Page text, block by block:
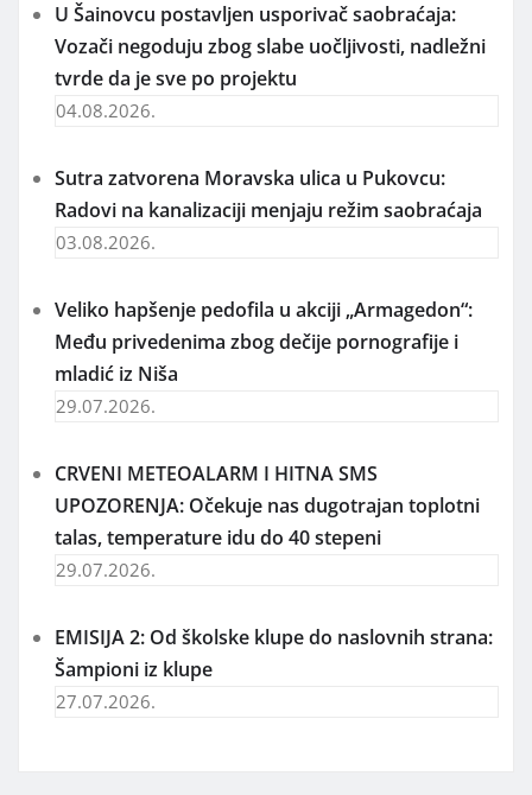
U Šainovcu postavljen usporivač saobraćaja:
Vozači negoduju zbog slabe uočljivosti, nadležni
tvrde da je sve po projektu
04.08.2026.
Sutra zatvorena Moravska ulica u Pukovcu:
Radovi na kanalizaciji menjaju režim saobraćaja
03.08.2026.
Veliko hapšenje pedofila u akciji „Armagedon“:
Među privedenima zbog dečije pornografije i
mladić iz Niša
29.07.2026.
CRVENI METEOALARM I HITNA SMS
UPOZORENJA: Očekuje nas dugotrajan toplotni
talas, temperature idu do 40 stepeni
29.07.2026.
EMISIJA 2: Od školske klupe do naslovnih strana:
Šampioni iz klupe
27.07.2026.